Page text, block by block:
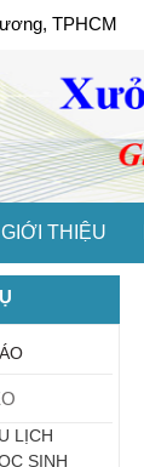
TPHCM
GIỚI THIỆU
LỊCH
SINH